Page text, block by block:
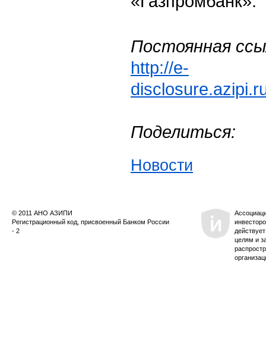
Постоянная
http://e-
Поделиться:
Новости
© 2011 АНО АЗИПИ
Регистрационный код, присвоенный Банком России
- 2
целям и